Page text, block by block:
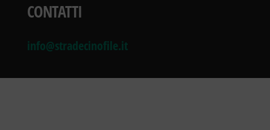
CONTATTI
info@stradecinofile.it